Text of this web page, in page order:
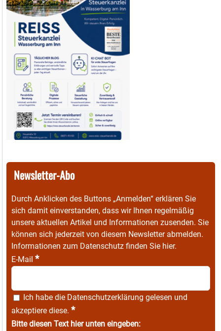
Newsletter-Abo
Durch Anklicken des Buttons „Anmelden“ erklären Sie
sich damit einverstanden, dass wir Ihnen regelmäßig
unsere aktuellen Artikel und Informationen zusenden. Sie
können sich jederzeit von diesem Newsletter abmelden.
Informationen zum Datenschutz finden Sie hier.
E-Mail *
Ich habe die Datenschutzerklärung gelesen und
akzeptiere diese. *
Bitte diesen Text hier unten eingeben: